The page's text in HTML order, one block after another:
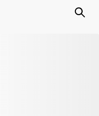
FACTOR